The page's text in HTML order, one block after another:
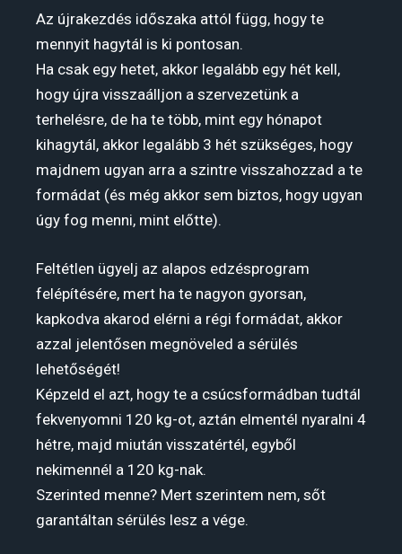
Az újrakezdés időszaka attól függ, hogy te
mennyit hagytál is ki pontosan.
Ha csak egy hetet, akkor legalább egy hét kell,
hogy újra visszaálljon a szervezetünk a
terhelésre, de ha te több, mint egy hónapot
kihagytál, akkor legalább 3 hét szükséges, hogy
majdnem ugyan arra a szintre visszahozzad a te
formádat (és még akkor sem biztos, hogy ugyan
úgy fog menni, mint előtte).
Feltétlen ügyelj az alapos edzésprogram
felépítésére, mert ha te nagyon gyorsan,
kapkodva akarod elérni a régi formádat, akkor
azzal jelentősen megnöveled a sérülés
lehetőségét!
Képzeld el azt, hogy te a csúcsformádban tudtál
fekvenyomni 120 kg-ot, aztán elmentél nyaralni 4
hétre, majd miután visszatértél, egyből
nekimennél a 120 kg-nak.
Szerinted menne? Mert szerintem nem, sőt
garantáltan sérülés lesz a vége.